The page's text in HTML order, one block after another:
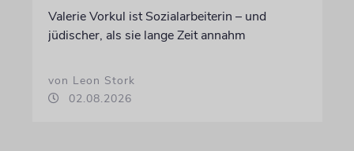
Valerie Vorkul ist Sozialarbeiterin – und
jüdischer, als sie lange Zeit annahm
von Leon Stork
02.08.2026